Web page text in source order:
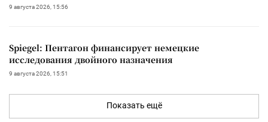
9 августа 2026, 15:56
Spiegel: Пентагон финансирует немецкие
исследования двойного назначения
9 августа 2026, 15:51
Показать ещё